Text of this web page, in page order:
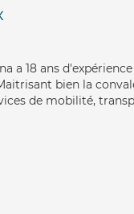
a 18 ans
bien la
de mobilité,